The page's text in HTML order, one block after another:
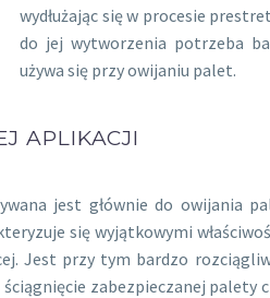
wydłużając się w procesie
do jej wytworzenia potrzeba
używa się przy owijaniu palet.
APLIKACJI
jest głównie do owijania
się wyjątkowymi
Jest przy tym bardzo
zabezpieczanej